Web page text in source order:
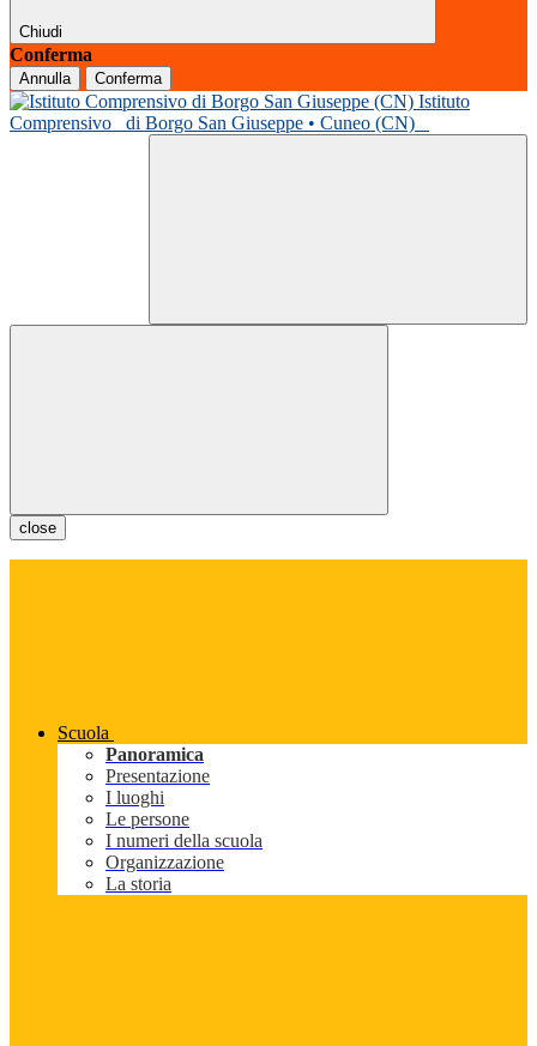
Chiudi
Conferma
Annulla Conferma
Istituto
Comprensivo
di Borgo San Giuseppe • Cuneo (CN)
close
Scuola
Panoramica
Presentazione
I luoghi
Le persone
I numeri della scuola
Organizzazione
La storia